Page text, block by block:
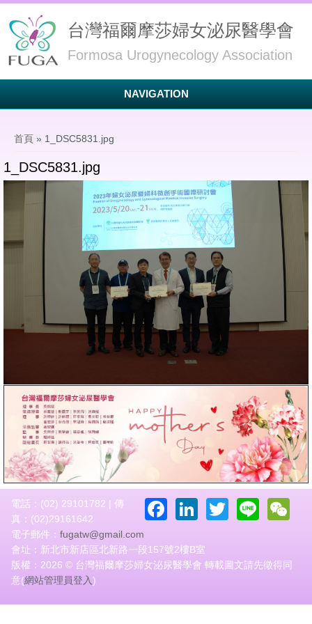
台灣福爾摩莎婦女泌尿醫學會
Formosa Urogynecology Association
NAVIGATION
首頁 » 1_DSC5831.jpg
1_DSC5831.jpg
Facebook
LinkedIn
Twitter
Line
電話：(02) 29101782 | 傳
真：(02)29161642
電子郵件： fugatw@gmail.com
會址：新北市新店區北新路一段157號2樓B室
版權：2026 © 台灣福爾摩莎婦女泌尿醫學會 轉載圖文請先徵得同
意(網站管理員登入)